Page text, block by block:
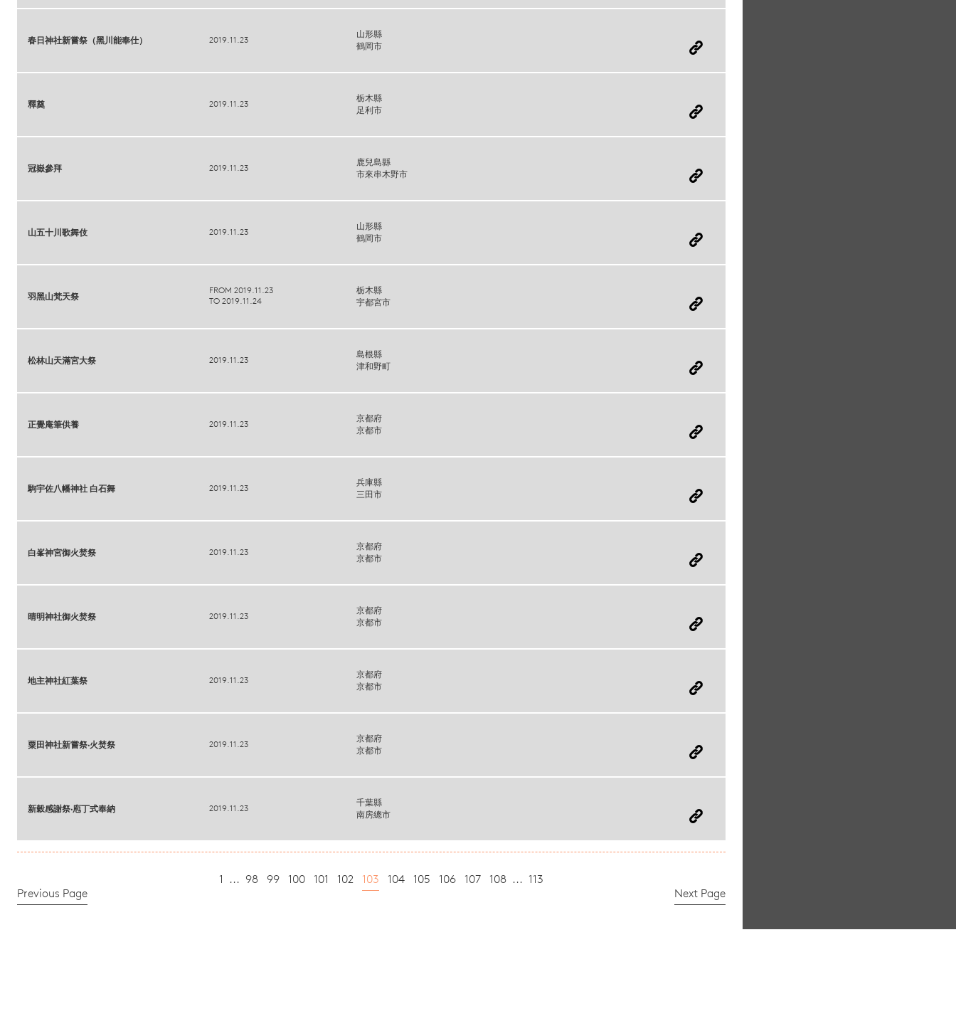
春日神社新嘗祭（黑川能奉仕） 2019.11.23
山形縣
鶴岡市
釋奠 2019.11.23
栃木縣
足利市
冠嶽參拜 2019.11.23
鹿兒島縣
市來串木野市
山五十川歌舞伎 2019.11.23
山形縣
鶴岡市
羽黑山梵天祭
FROM 2019.11.23
TO 2019.11.24
栃木縣
宇都宮市
松林山天滿宮大祭 2019.11.23
島根縣
津和野町
正覺庵筆供養 2019.11.23
京都府
京都市
駒宇佐八幡神社 白石舞 2019.11.23
兵庫縣
三田市
白峯神宮御火焚祭 2019.11.23
京都府
京都市
晴明神社御火焚祭 2019.11.23
京都府
京都市
地主神社紅葉祭 2019.11.23
京都府
京都市
粟田神社新嘗祭‧火焚祭 2019.11.23
京都府
京都市
新穀感謝祭‧庖丁式奉納 2019.11.23
千葉縣
南房總市
Previous Page
1 ... 98 99 100 101 102 103 104 105 106 107 108 ... 113
Next Page